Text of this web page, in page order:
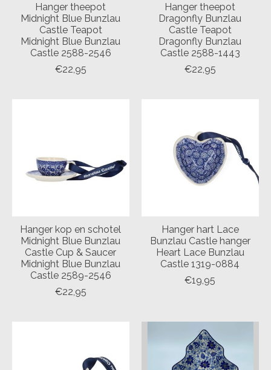
Hanger theepot
Midnight Blue Bunzlau
Castle Teapot
Midnight Blue Bunzlau
Castle 2588-2546
€22,95
Hanger theepot
Dragonfly Bunzlau
Castle Teapot
Dragonfly Bunzlau
Castle 2588-1443
€22,95
Hanger kop en schotel
Midnight Blue Bunzlau
Castle Cup & Saucer
Midnight Blue Bunzlau
Castle 2589-2546
€22,95
Hanger hart Lace
Bunzlau Castle hanger
Heart Lace Bunzlau
Castle 1319-0884
€19,95